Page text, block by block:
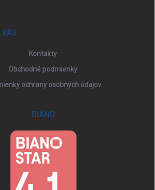
Kontakty
Obchodné podmienky
ochrany osobných údajov
BIANO